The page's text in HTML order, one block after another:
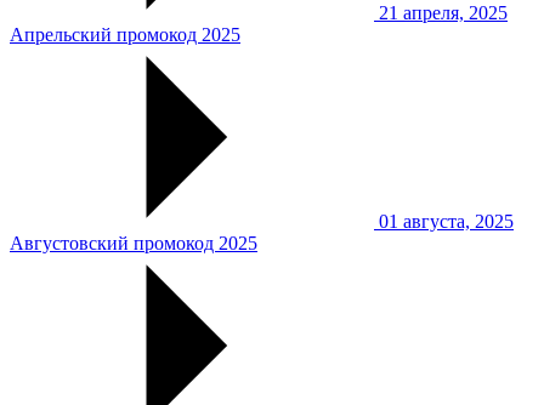
21 апреля, 2025
Апрельский промокод 2025
01 августа, 2025
Августовский промокод 2025